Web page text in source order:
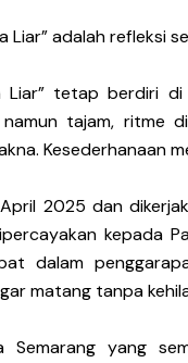
Liar” adalah refleksi
Liar” tetap berdiri
tajam, ritme
Kesederhanaan
2025 dan
kepada
dalam
matang tanpa
yang